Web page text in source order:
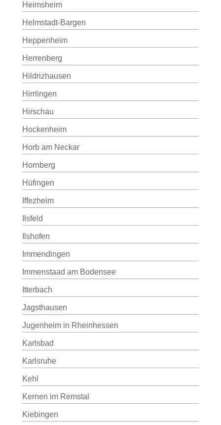
Heimsheim
Helmstadt-Bargen
Heppenheim
Herrenberg
Hildrizhausen
Hirrlingen
Hirschau
Hockenheim
Horb am Neckar
Hornberg
Hüfingen
Iffezheim
Ilsfeld
Ilshofen
Immendingen
Immenstaad am Bodensee
Itterbach
Jagsthausen
Jugenheim in Rheinhessen
Karlsbad
Karlsruhe
Kehl
Kernen im Remstal
Kiebingen